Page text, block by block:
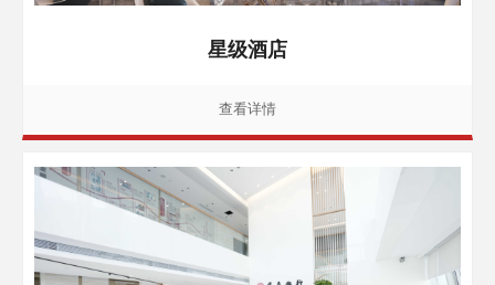
星级酒店
查看详情